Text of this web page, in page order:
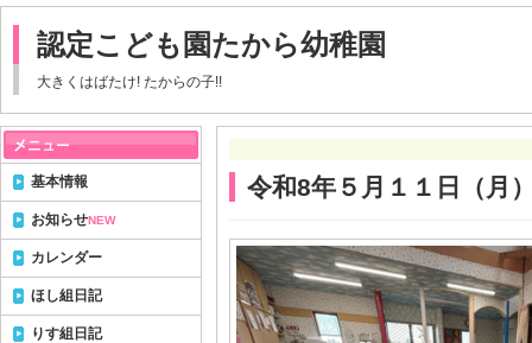
認定こども園たから幼稚園
大きくはばたけ! たからの子!!
令和8年５月１１日（月
基本情報
お知らせNEW
カレンダー
ほし組日記
りす組日記